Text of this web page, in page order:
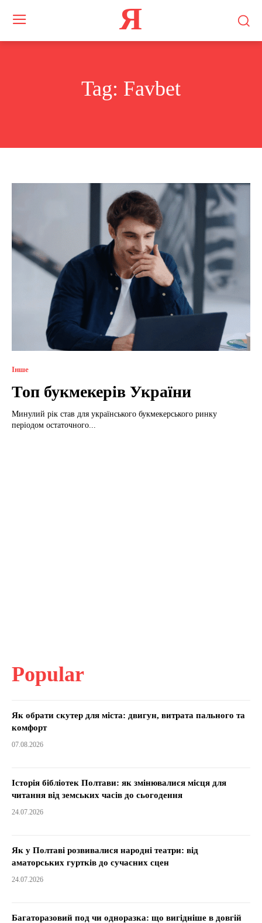
Я
Tag: Favbet
Інше
Топ букмекерів України
Минулий рік став для українського букмекерського ринку
періодом остаточного...
Popular
Як обрати скутер для міста: двигун, витрата пального та
комфорт
07.08.2026
Історія бібліотек Полтави: як змінювалися місця для
читання від земських часів до сьогодення
24.07.2026
Як у Полтаві розвивалися народні театри: від
аматорських гуртків до сучасних сцен
24.07.2026
Багаторазовий под чи одноразка: що вигідніше в довгій